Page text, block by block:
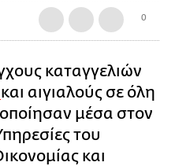
0
καταγγελιών
και αιγιαλούς σε όλη
μέσα στον
του
και